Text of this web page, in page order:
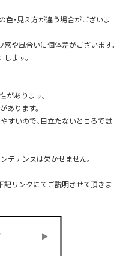
色・見え方が違う場合がございま
感や風合いに個体差がございます。
ます。
があります。
あります。
すいので、目立たないところで試
テナンスは欠かせません。
記リンクにてご説明させて頂きま